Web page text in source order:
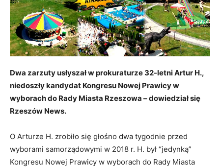
Dwa zarzuty usłyszał w prokuraturze 32-letni Artur H.,
niedoszły kandydat Kongresu Nowej Prawicy w
wyborach do Rady Miasta Rzeszowa – dowiedział się
Rzeszów News.
O Arturze H. zrobiło się głośno dwa tygodnie przed
wyborami samorządowymi w 2018 r. H. był “jedynką”
Kongresu Nowej Prawicy w wyborach do Rady Miasta